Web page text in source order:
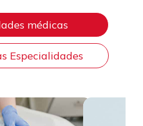
médicas
Especialidades